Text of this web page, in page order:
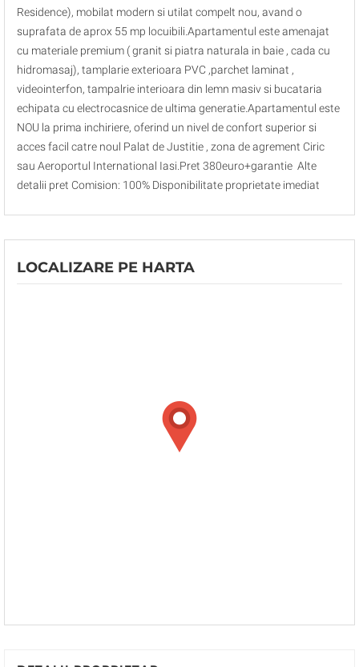
Residence), mobilat modern si utilat compelt nou, avand o
suprafata de aprox 55 mp locuibili.Apartamentul este amenajat
cu materiale premium ( granit si piatra naturala in baie , cada cu
hidromasaj), tamplarie exterioara PVC ,parchet laminat ,
videointerfon, tampalrie interioara din lemn masiv si bucataria
echipata cu electrocasnice de ultima generatie.Apartamentul este
NOU la prima inchiriere, oferind un nivel de confort superior si
acces facil catre noul Palat de Justitie , zona de agrement Ciric
sau Aeroportul International Iasi.Pret 380euro+garantie Alte
detalii pret Comision: 100% Disponibilitate proprietate imediat
LOCALIZARE PE HARTA